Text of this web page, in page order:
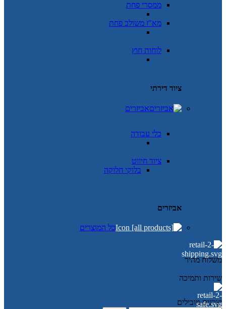
ממסרי פחת
מא"ז משולב פחת
לוחות חוץ
ציוד דירתי
אביזרים
כלי עבודה
ציוד חיווט
בלוקי חלוקה
אביזרים
כל המוצרים
משלוח מהיר
שירות ותמיכה
יצרנים מובילים